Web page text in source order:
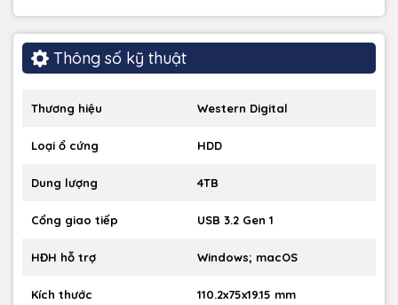
các dịch vụ lưu trữ đám mây và mạng xã hội.
Digital cung cấp giải pháp sao lưu và bảo vệ dữ liệu toàn
Thông số kỹ thuật
Thương hiệu Western Digital
Loại ổ cứng HDD
Dung lượng 4TB
Cổng giao tiếp USB 3.2 Gen 1
HĐH hỗ trợ Windows; macOS
Kích thước 110.2x75x19.15 mm